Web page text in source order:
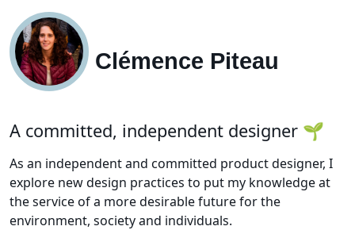
Clémence Piteau
A committed, independent designer 🌱
As an independent and committed product designer, I
explore new design practices to put my knowledge at
the service of a more desirable future for the
environment, society and individuals.